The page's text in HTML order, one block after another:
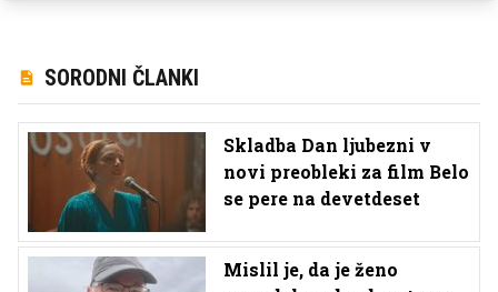
SORODNI ČLANKI
Skladba Dan ljubezni v
novi preobleki za film Belo
se pere na devetdeset
Mislil je, da je ženo